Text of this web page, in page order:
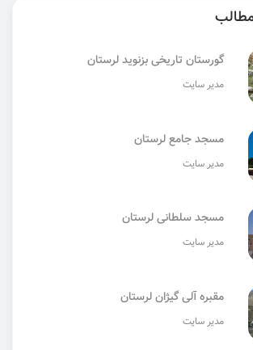
مطالب
گورستان تاریخی بزنوید لرستان
مدیر سایت
مسجد جامع لرستان
مدیر سایت
مسجد سلطانی لرستان
مدیر سایت
مقبره آلی گیژان لرستان
مدیر سایت